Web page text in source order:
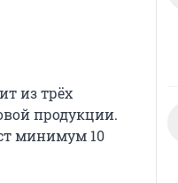
из трёх
продукции.
минимум 10